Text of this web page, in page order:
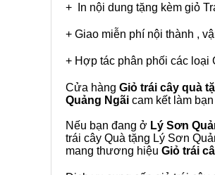
+ In nội dung tặng kèm giỏ
+ Giao miễn phí nội thành ,
+ Hợp tác phân phối các loại
Cửa hàng Giỏ trái cây quà
Quảng Ngãi cam kết làm
Nếu bạn đang ở Lý Sơn
trái cây Quà tặng Lý Sơn
mang thương hiệu Giỏ trái